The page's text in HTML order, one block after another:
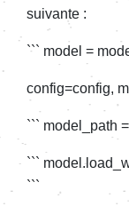
suivante :
``` model =
config=config,
``` model_path
```
```